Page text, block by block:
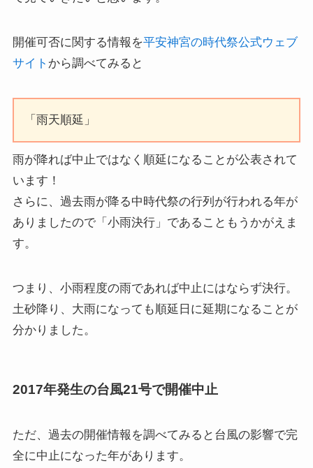
開催可否に関する情報を平安神宮の時代祭公式ウェブ
サイト から調べてみると
「雨天順延」
雨が降れば中止ではなく順延になることが公表されて
います！
さらに、過去雨が降る中時代祭の行列が行われる年が
ありましたので「小雨決行」であることもうかがえま
す。
つまり、小雨程度の雨であれば中止にはならず決行。
土砂降り、大雨になっても順延日に延期になることが
分かりました。
2017年発生の台風21号で開催中止
ただ、過去の開催情報を調べてみると台風の影響で完
全に中止になった年があります。